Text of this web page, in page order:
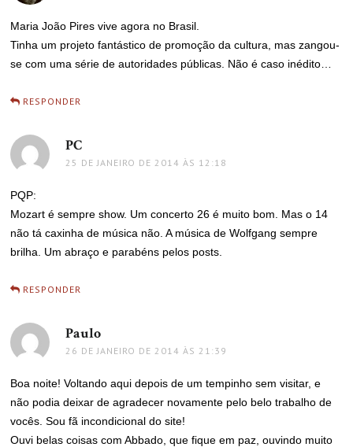
Maria João Pires vive agora no Brasil.
Tinha um projeto fantástico de promoção da cultura, mas zangou-
se com uma série de autoridades públicas. Não é caso inédito…
RESPONDER
PC
25 DE JANEIRO DE 2014 ÀS 12:18
PQP:
Mozart é sempre show. Um concerto 26 é muito bom. Mas o 14
não tá caxinha de música não. A música de Wolfgang sempre
brilha. Um abraço e parabéns pelos posts.
RESPONDER
Paulo
26 DE JANEIRO DE 2014 ÀS 21:39
Boa noite! Voltando aqui depois de um tempinho sem visitar, e
não podia deixar de agradecer novamente pelo belo trabalho de
vocês. Sou fã incondicional do site!
Ouvi belas coisas com Abbado, que fique em paz, ouvindo muito